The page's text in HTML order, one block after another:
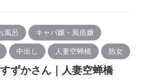
風呂 キャバ嬢・風俗嬢
中出し 人妻空蝉橋 熟女
ずかさん｜人妻空蝉橋